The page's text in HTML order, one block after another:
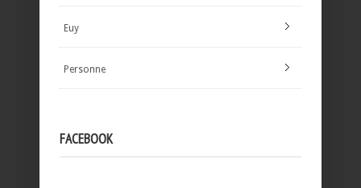
Euy
Personne
FACEBOOK